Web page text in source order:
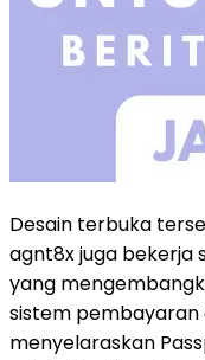
Desain terbuka
agnt8x juga bekerja
yang
sistem
menyelaraskan